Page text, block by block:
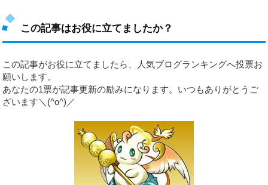
この記事はお役に立てましたか？
この記事がお役に立てましたら、人気ブログランキングへ投票お
願いします。
あなたの1票が記事更新の励みになります。いつもありがとうご
ざいます＼(^o^)／